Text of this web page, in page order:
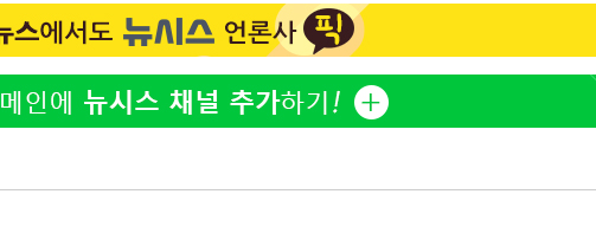
2
1000대 보급 추진
3
'첫 주연' 정준원 "심판
돼"
4